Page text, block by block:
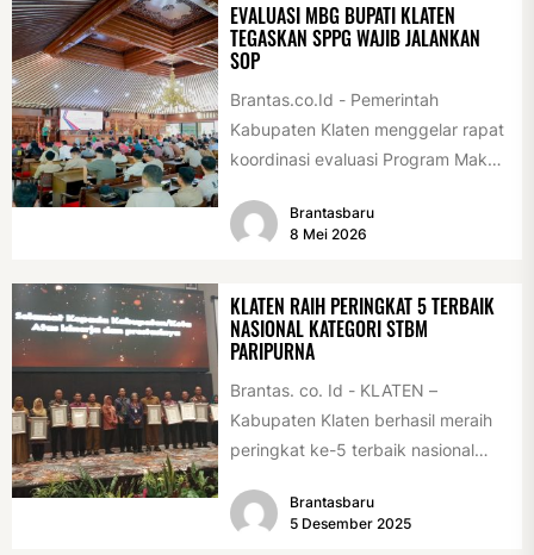
EVALUASI MBG BUPATI KLATEN
TEGASKAN SPPG WAJIB JALANKAN
SOP
Brantas.co.Id - Pemerintah
Kabupaten Klaten menggelar rapat
koordinasi evaluasi Program Makan
Pemerintah Kabupaten Klaten,
Kamis...
Brantasbaru
8 Mei 2026
KLATEN RAIH PERINGKAT 5 TERBAIK
NASIONAL KATEGORI STBM
PARIPURNA
Brantas. co. Id - KLATEN –
Kabupaten Klaten berhasil meraih
peringkat ke-5 terbaik nasional
program...Brantasbaru
5 Desember 2025